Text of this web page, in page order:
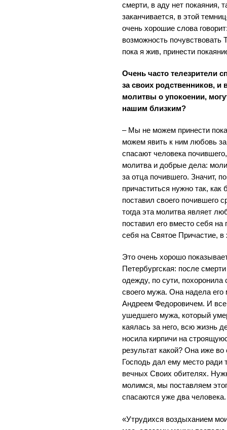
смерти, в аду нет покаяния,
заканчивается, в этой
очень хорошие слова
возможность
пока я жив, принести
Очень часто телезрители
за своих родственников,
молитвы о упокоении,
нашим близким?
– Мы не можем принести
можем явить к ним любовь
спасают человека
молитва и добрые дела:
за отца почившего. Значит,
причаститься нужно так,
поставил своего почившего
тогда эта молитва являет
поставил его вместо себя на
себя на Святое Причастие, в
Это очень хорошо
Петербургская: после
одежду, по сути, похоронила
своего мужа. Она надела
Андреем Федоровичем. И все
ушедшего мужа, который
каялась за него, всю жизнь
носила кирпичи на
результат какой? Она иже
Господь дал ему место ради
вечных Своих обителях.
молимся, мы поставляем
спасаются уже два человека.
«Утрудихся воздыханием